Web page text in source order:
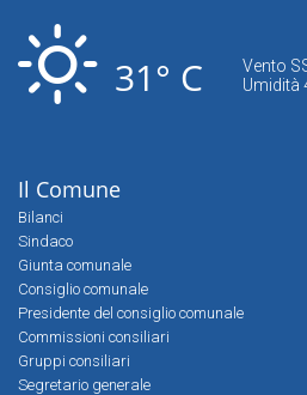
31° C
Vento
Umidità
Il Comune
Bilanci
Sindaco
Giunta comunale
Consiglio comunale
Presidente del consiglio comunale
Commissioni consiliari
Gruppi consiliari
Segretario generale